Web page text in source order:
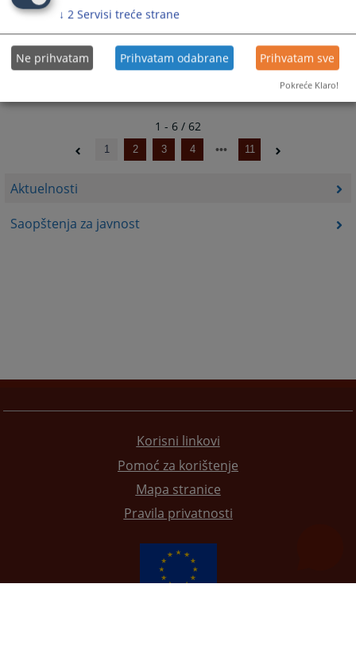
Aktuelnosti
Saopštenja za javnost
1 - 6 / 62
1 2 3 4 11
Korisni linkovi
Pomoć za korištenje
Mapa stranice
Pravila privatnosti
↓ 2 Servisi treće strane
Ne prihvatam Prihvatam odabrane Prihvatam sve
Pokreće Klaro!